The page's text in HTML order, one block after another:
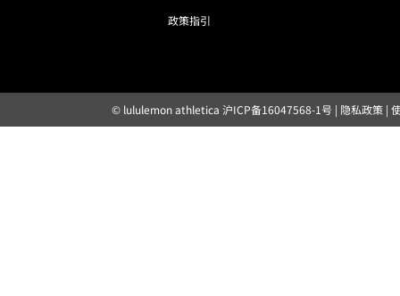
政策指引
© lululemon athletica 沪ICP备16047568-1号 | 隐私政策|